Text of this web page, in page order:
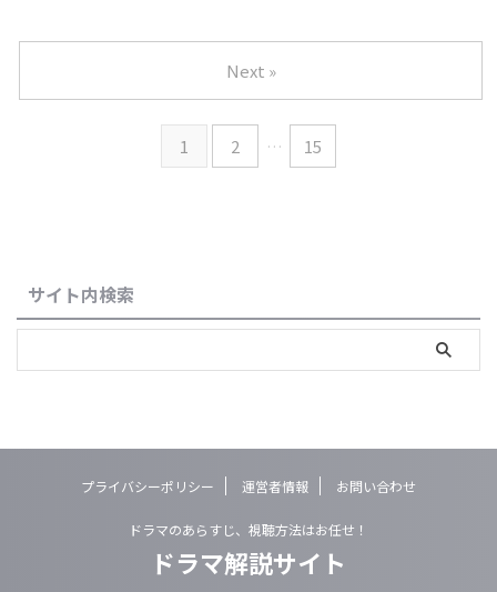
1 2 … 15
Next »
サイト内検索
プライバシーポリシー 運営者情報 お問い合わせ
ドラマのあらすじ、視聴方法はお任せ！
ドラマ解説サイト